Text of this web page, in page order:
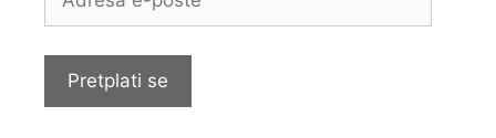
Pretplati se